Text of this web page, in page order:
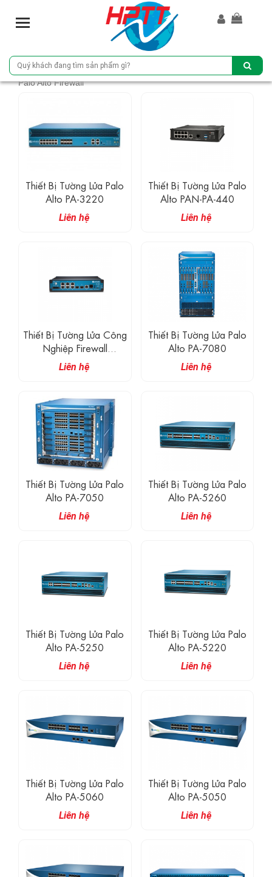
T
l
e
Palo Alto Firewall
Thiết Bị Tường Lửa Palo
Alto PA-3220
Liên hệ
Thiết Bị Tường Lửa Palo
Alto PAN-PA-440
Liên hệ
Thiết Bị Tường Lửa Công
Nghiệp Firewall
IEC61850 PA-220R
Liên hệ
Thiết Bị Tường Lửa Palo
Alto PA-7080
Liên hệ
Thiết Bị Tường Lửa Palo
Alto PA-7050
Liên hệ
Thiết Bị Tường Lửa Palo
Alto PA-5260
Liên hệ
Thiết Bị Tường Lửa Palo
Alto PA-5250
Liên hệ
Thiết Bị Tường Lửa Palo
Alto PA-5220
Liên hệ
Thiết Bị Tường Lửa Palo
Alto PA-5060
Liên hệ
Thiết Bị Tường Lửa Palo
Alto PA-5050
Liên hệ